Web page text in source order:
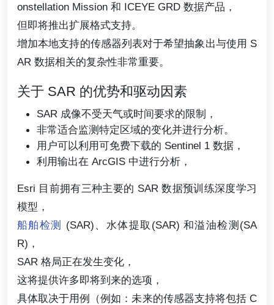
onstellation Mission 和 ICEYE GRD 数据产品，
但即将推出扩展格式支持。
增加本地支持的传感器列表对于希望抽象出与使用 S
AR 数据相关的复杂性非常重要。
关于 SAR 的优势和驱动因素
SAR 成像不受天气或时间要求的限制，
非常适合监测特定区域的变化并进行分析。
用户可以利用可免费下载的 Sentinel 1 数据，
利用输出在 ArcGIS 中进行分析，
Esri 目前拥有三种主要的 SAR 数据预训练深度学习
模型，
船舶检测 (SAR)、水体提取(SAR) 和溢油检测(SA
R)，
SAR 格局正在发生变化，
这将提供许多即将到来的选项，
具体取决于用例（例如：未来的传感器支持将包括 C